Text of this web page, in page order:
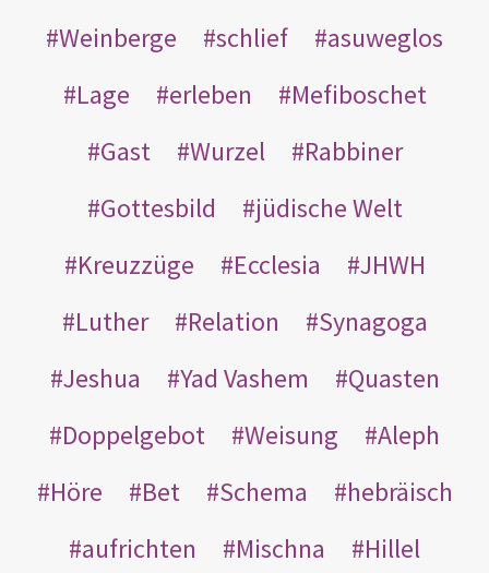
Weinberge
schlief
asuweglos
Lage
erleben
Mefiboschet
Gast
Wurzel
Rabbiner
Gottesbild
jüdische Welt
Kreuzzüge
Ecclesia
JHWH
Luther
Relation
Synagoga
Jeshua
Yad Vashem
Quasten
Doppelgebot
Weisung
Aleph
Höre
Bet Schema
hebräisch
aufrichten
Mischna Hillel